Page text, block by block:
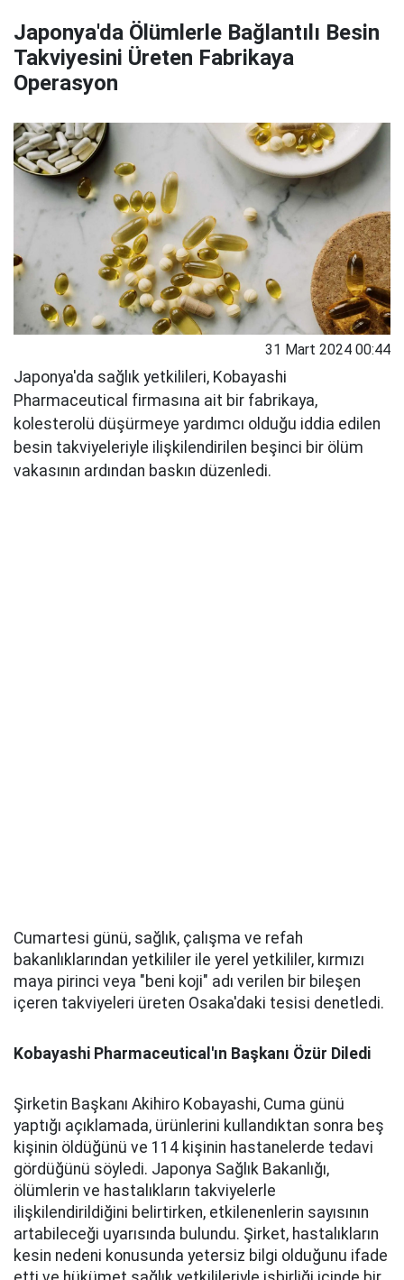
Japonya'da Ölümlerle Bağlantılı Besin
Takviyesini Üreten Fabrikaya
Operasyon
31 Mart 2024 00:44
Japonya'da sağlık yetkilileri, Kobayashi
Pharmaceutical firmasına ait bir fabrikaya,
kolesterolü düşürmeye yardımcı olduğu iddia edilen
besin takviyeleriyle ilişkilendirilen beşinci bir ölüm
vakasının ardından baskın düzenledi.
Cumartesi günü, sağlık, çalışma ve refah
bakanlıklarından yetkililer ile yerel yetkililer, kırmızı
maya pirinci veya "beni koji" adı verilen bir bileşen
içeren takviyeleri üreten Osaka'daki tesisi denetledi.
Kobayashi Pharmaceutical'ın Başkanı Özür Diledi
Şirketin Başkanı Akihiro Kobayashi, Cuma günü
yaptığı açıklamada, ürünlerini kullandıktan sonra beş
kişinin öldüğünü ve 114 kişinin hastanelerde tedavi
gördüğünü söyledi. Japonya Sağlık Bakanlığı,
ölümlerin ve hastalıkların takviyelerle
ilişkilendirildiğini belirtirken, etkilenenlerin sayısının
artabileceği uyarısında bulundu. Şirket, hastalıkların
kesin nedeni konusunda yetersiz bilgi olduğunu ifade